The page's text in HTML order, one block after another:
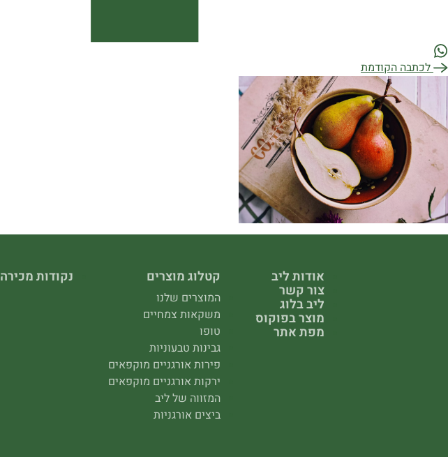
ניווט
לכתבה הקודמת
אודות ליב
צור קשר
ליב בלוג
מוצר בפוקוס
מפת אתר
קטלוג מוצרים
המוצרים שלנו
משקאות צמחיים
טופו
גבינות טבעוניות
פירות אורגניים מוקפאים
ירקות אורגניים מוקפאים
המזווה של ליב
ביצים אורגניות
נקודות מכירה